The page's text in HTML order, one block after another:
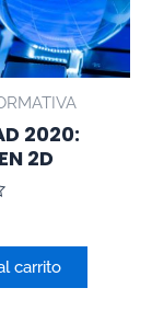
2020:
2D
carrito